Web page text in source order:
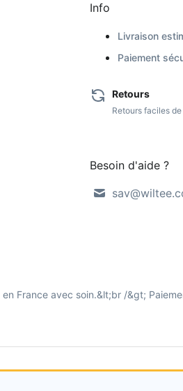
Info
Livraison
Paiement
Retours
Retours faciles
Besoin d'aide ?
France avec soin.&lt;br /&gt;